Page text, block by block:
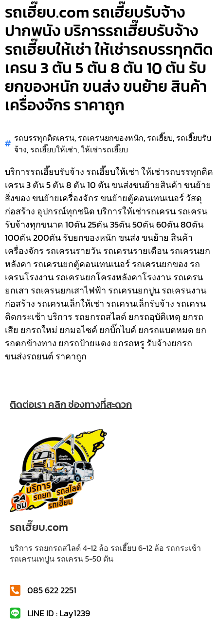
รถเฮี๊ยบ.com รถเฮี๊ยบรับจ้าง
ปากพนัง บริการรถเฮี๊ยบรับจ้าง
รถเฮี๊ยบให้เช่า ให้เช่ารถบรรทุกติด
เครน 3 ตัน 5 ตัน 8 ตัน 10 ตัน รับ
ยกของหนัก ขนส่ง ขนย้าย สินค้า
เครื่องจักร ราคาถูก
รถบรรทุกติดเครน, รถเครนยกของหนัก, รถเฮี๊ยบ, รถเฮี๊ยบรับ
จ้าง, รถเฮี๊ยบให้เช่า,ให้เช่ารถเฮี๊ยบ
บริการรถเฮี๊ยบรับจ้าง รถเฮี๊ยบให้เช่า ให้เช่ารถบรรทุกติด
เครน 3 ตัน 5 ตัน 8 ตัน 10 ตัน ขนส่งขนย้ายสินค้า ขนย้าย
สิ่งของ ขนย้ายเครื่องจักร ขนย้ายตู้คอนเทนเนอร์ วัสดุ
ก่อสร้าง อุปกรณ์ทุกชนิดบริการให้เช่ารถเครน รถเครน
รับจ้างทุกขนาด 10ตัน 25ตัน 35ตัน 50ตัน 60ตัน 80ตัน
100ตัน 200ตัน รับยกของหนัก ขนส่ง ขนย้าย สินค้า
เครื่องจักร รถเครนรายวัน รถเครนรายเดือน รถเครนยก
หลังคา รถเครนยกตู้คอนเทนเนอร์ รถเครนยกของ รถ
เครนโรงงาน รถเครนยกโครงหลังคาโรงงาน รถเครน
ยกเสา รถเครนยกเสาไฟฟ้า รถเครนยกปูน รถเครนงาน
ก่อสร้าง รถเครนเล็กให้เช่า รถเครนเล็กรับจ้าง รถเครน
ติดกระเช้าบริการ รถยกรถสไลด์ ยกรถอุบัติเหตุ ยกรถ
เสีย ยกรถใหม่ ยกมอไซค์ ยกบิ๊กไบค์ ยกรถแบตหมด ยก
รถตกข้างทาง ยกรถป้ายแดง ยกรถหรู รับจ้างยกรถ
ขนส่งรถยนต์ ราคาถูก
ติดต่อเรา คลิก ช่องทางที่สะดวก
รถเฮี๊ยบ.com
บริการ รถยกรถสไลด์ 4-12 ล้อ รถเฮี๊ยบ 6-12 ล้อ รถกระเช้า
รถเครนเทปูน รถเครน 5-50 ตัน
085 622 2251
LINE ID : Lay1239